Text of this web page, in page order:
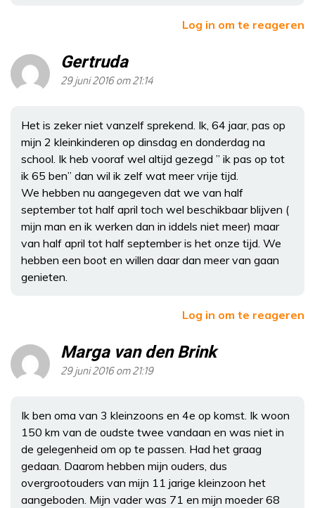
Log in om te reageren
Gertruda
29 juni 2016 om 21:14
Het is zeker niet vanzelf sprekend. Ik, 64 jaar, pas op
mijn 2 kleinkinderen op dinsdag en donderdag na
school. Ik heb vooraf wel altijd gezegd ” ik pas op tot
ik 65 ben” dan wil ik zelf wat meer vrije tijd.
We hebben nu aangegeven dat we van half
september tot half april toch wel beschikbaar blijven (
mijn man en ik werken dan in iddels niet meer) maar
van half april tot half september is het onze tijd. We
hebben een boot en willen daar dan meer van gaan
genieten.
Log in om te reageren
Marga van den Brink
29 juni 2016 om 21:19
Ik ben oma van 3 kleinzoons en 4e op komst. Ik woon
150 km van de oudste twee vandaan en was niet in
de gelegenheid om op te passen. Had het graag
gedaan. Daarom hebben mijn ouders, dus
overgrootouders van mijn 11 jarige kleinzoon het
aangeboden. Mijn vader was 71 en mijn moeder 68